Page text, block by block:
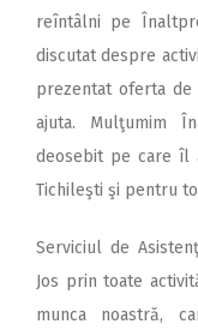
reîntâlni pe
discutat despre
prezentat oferta
ajuta. Mulţumim
deosebit pe care îl
Tichileşti şi pentru
Serviciul de
Jos prin toate
munca noastră,